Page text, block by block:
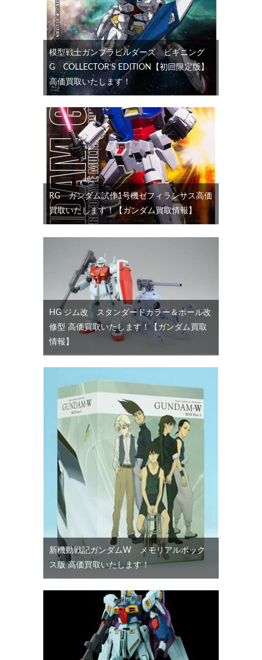
模型戦士ガンプラビルダーズ ビギニング
G COLLECTOR’S EDITION【初回限定版】
高価買取いたします！
RG ガンダム試作1号機ゼフィランサス高価
買取いたします！【ガンダム買取情報】
HG ジム改 スタンダードカラー＆ボール改
修型 高価買取いたします！【ガンダム買取
情報】
新機動戦記ガンダムW メモリアルボック
ス版 高価買取いたします！